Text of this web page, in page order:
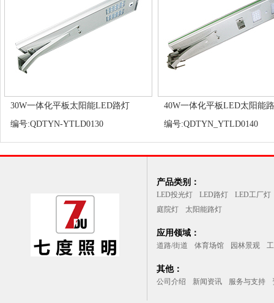
30W一体化平板太阳能LED路灯
编号:QDTYN-YTLD0130
40W一体化平板LED太阳能
编号:QDTYN_YTLD0140
产品类别：
LED投光灯 LED路灯
LED工厂灯
庭院灯
太阳能路灯
应用领域：
道路/街道 体育场馆 园林景观
其他：
公司介绍 新闻资讯 服务与支持